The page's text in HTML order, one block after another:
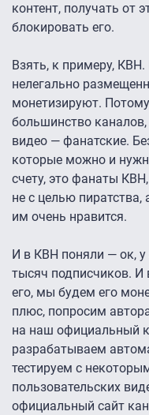
контент, получать от
блокировать его.
Взять, к примеру,
нелегально
монетизируют.
большинство
видео — фанатские.
которые можно и
счету, это фанаты
не с целью пиратства,
им очень нравится.
И в КВН поняли — ок, у
тысяч подписчиков. И
его, мы будем его
плюс, попросим
на наш официальный
разрабатываем
тестируем с
пользовательских
официальный сайт